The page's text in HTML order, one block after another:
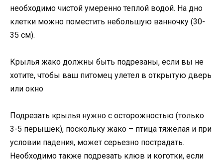
необходимо чистой умеренно теплой водой. На дно
клетки можно поместить небольшую ванночку (30-
35 см).
Крылья жако должны быть подрезаны, если вы не
хотите, чтобы ваш питомец улетел в открытую дверь
или окно
Подрезать крылья нужно с осторожностью (только
3-5 перышек), поскольку жако – птица тяжелая и при
условии падения, может серьезно пострадать.
Необходимо также подрезать клюв и коготки, если